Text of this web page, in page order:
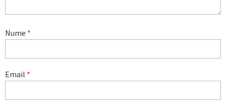
Nume *
Email *